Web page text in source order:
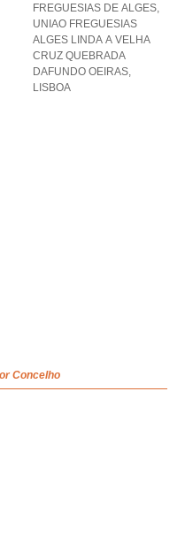
FREGUESIAS DE ALGES,
UNIAO FREGUESIAS
ALGES LINDA A VELHA
CRUZ QUEBRADA
DAFUNDO OEIRAS,
LISBOA
Concelho